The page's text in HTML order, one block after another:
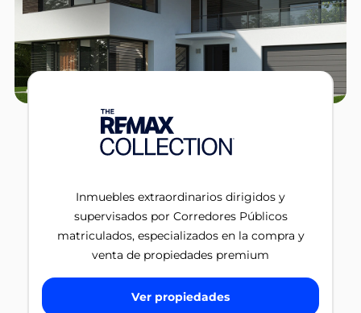
Inmuebles extraordinarios dirigidos y
supervisados por Corredores Públicos
matriculados, especializados en la compra y
venta de propiedades premium
Ver propiedades